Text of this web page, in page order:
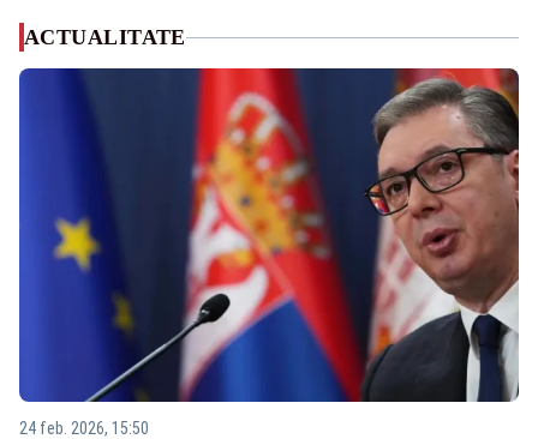
ACTUALITATE
24 feb. 2026, 15:50